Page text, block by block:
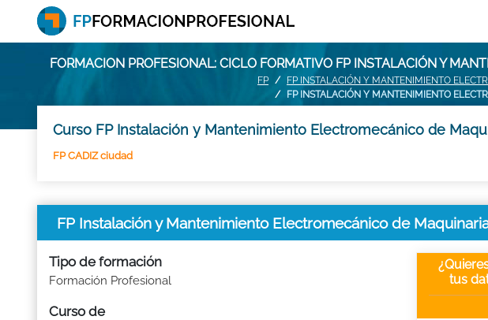
FORMACION PROFESIONAL: CICLO FORMATIVO FP INSTALACIÓN Y
FP
FP INSTALACIÓN Y MANTENIMIENTO
FP INSTALACIÓN Y MANTENIMIENTO
Curso FP Instalación y Mantenimiento Electromecánico de
FP CADIZ ciudad
FP Instalación y Mantenimiento Electromecánico de
Tipo de formación
Formación Profesional
Curso de
tus